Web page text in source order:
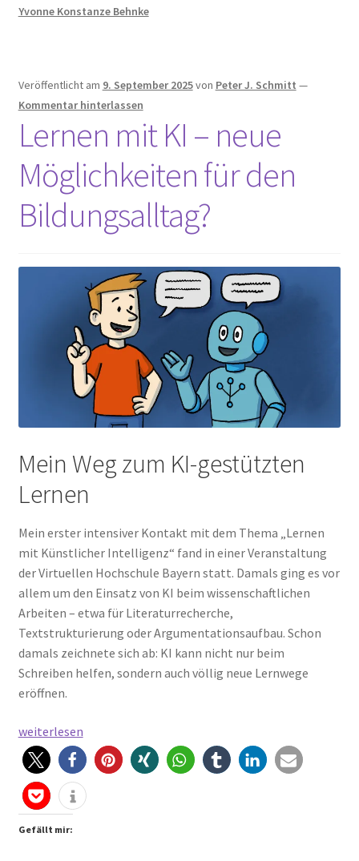
Yvonne Konstanze Behnke
Veröffentlicht am 9. September 2025von Peter J. Schmitt —
Kommentar hinterlassen
Lernen mit KI – neue
Möglichkeiten für den
Bildungsalltag?
Mein Weg zum KI-gestützten
Lernen
Mein erster intensiver Kontakt mit dem Thema „Lernen
mit Künstlicher Intelligenz“ fand in einer Veranstaltung
der Virtuellen Hochschule Bayern statt. Damals ging es vor
allem um den Einsatz von KI beim wissenschaftlichen
Arbeiten – etwa für Literaturrecherche,
Textstrukturierung oder Argumentationsaufbau. Schon
damals zeichnete sich ab: KI kann nicht nur beim
Schreiben helfen, sondern auch völlig neue Lernwege
eröffnen.
Lernen
mit
KI
–
neue
Möglichkeiten
weiterlesen
Gefällt mir: